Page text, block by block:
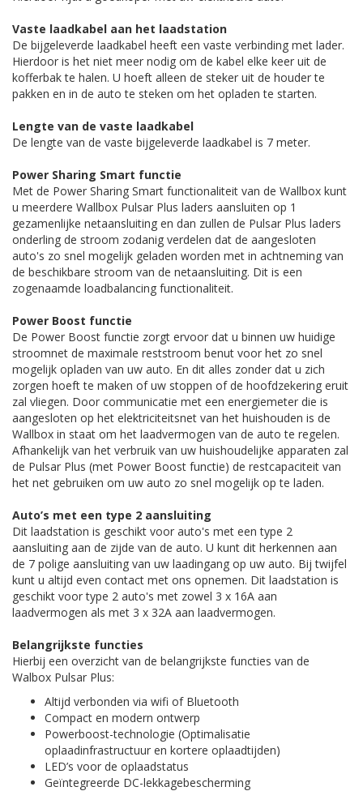
Vaste laadkabel aan het laadstation
De bijgeleverde laadkabel heeft een vaste verbinding met lader.
Hierdoor is het niet meer nodig om de kabel elke keer uit de
kofferbak te halen. U hoeft alleen de steker uit de houder te
pakken en in de auto te steken om het opladen te starten.
Lengte van de vaste laadkabel
De lengte van de vaste bijgeleverde laadkabel is 7 meter.
Power Sharing Smart functie
Met de Power Sharing Smart functionaliteit van de Wallbox kunt
u meerdere Wallbox Pulsar Plus laders aansluiten op 1
gezamenlijke netaansluiting en dan zullen de Pulsar Plus laders
onderling de stroom zodanig verdelen dat de aangesloten
auto's zo snel mogelijk geladen worden met in achtneming van
de beschikbare stroom van de netaansluiting. Dit is een
zogenaamde loadbalancing functionaliteit.
Power Boost functie
De Power Boost functie zorgt ervoor dat u binnen uw huidige
stroomnet de maximale reststroom benut voor het zo snel
mogelijk opladen van uw auto. En dit alles zonder dat u zich
zorgen hoeft te maken of uw stoppen of de hoofdzekering eruit
zal vliegen. Door communicatie met een energiemeter die is
aangesloten op het elektriciteitsnet van het huishouden is de
Wallbox in staat om het laadvermogen van de auto te regelen.
Afhankelijk van het verbruik van uw huishoudelijke apparaten zal
de Pulsar Plus (met Power Boost functie) de restcapaciteit van
het net gebruiken om uw auto zo snel mogelijk op te laden.
Auto’s met een type 2 aansluiting
Dit laadstation is geschikt voor auto's met een type 2
aansluiting aan de zijde van de auto. U kunt dit herkennen aan
de 7 polige aansluiting van uw laadingang op uw auto. Bij twijfel
kunt u altijd even contact met ons opnemen. Dit laadstation is
geschikt voor type 2 auto's met zowel 3 x 16A aan
laadvermogen als met 3 x 32A aan laadvermogen.
Belangrijkste functies
Hierbij een overzicht van de belangrijkste functies van de
Walbox Pulsar Plus:
Altijd verbonden via wifi of Bluetooth
Compact en modern ontwerp
Powerboost-technologie (Optimalisatie
oplaadinfrastructuur en kortere oplaadtijden)
LED’s voor de oplaadstatus
Geïntegreerde DC-lekkagebescherming